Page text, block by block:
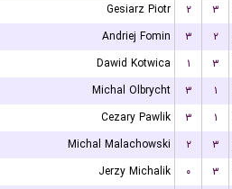
Gesiarz Piotr
۲ ۳
Andriej Fomin
۳ ۲
Dawid Kotwica
۱ ۳
Michal Olbrycht
۳ ۱
Cezary Pawlik
۳ ۱
Michal Malachowski
۲ ۳
Jerzy Michalik
۰ ۳